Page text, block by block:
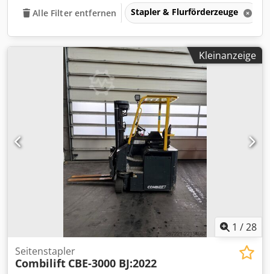
Alle Filter entfernen Stapler & Flurförderzeuge
Kleinanzeige
1 /28
Seitenstapler
Combilift CBE-3000 BJ:2022